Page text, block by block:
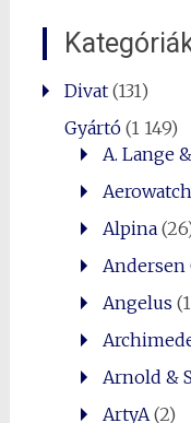
Divat(131)
Gyártó(1 149)
A. Lange
Aerowatch
Alpina
Andersen
Angelus
Arnold &
ArtyA(2)